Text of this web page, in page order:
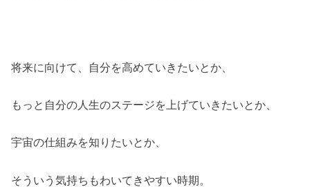
将来に向けて、自分を高めていきたいとか、
もっと自分の人生のステージを上げていきたいとか、
宇宙の仕組みを知りたいとか、
そういう気持ちもわいてきやすい時期。